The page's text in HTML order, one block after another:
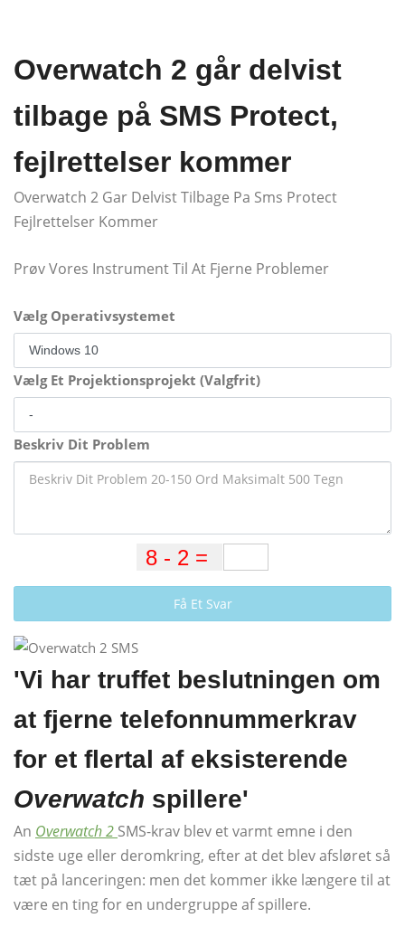
Overwatch 2 går delvist
tilbage på SMS Protect,
fejlrettelser kommer
Overwatch 2 Gar Delvist Tilbage Pa Sms Protect
Fejlrettelser Kommer
Prøv Vores Instrument Til At Fjerne Problemer
Vælg Operativsystemet
Vælg Et Projektionsprojekt (Valgfrit)
Beskriv Dit Problem
Få Et Svar
'Vi har truffet beslutningen om
at fjerne telefonnummerkrav
for et flertal af eksisterende
Overwatch spillere'
An Overwatch 2 SMS-krav blev et varmt emne i den
sidste uge eller deromkring, efter at det blev afsløret så
tæt på lanceringen: men det kommer ikke længere til at
være en ting for en undergruppe af spillere.